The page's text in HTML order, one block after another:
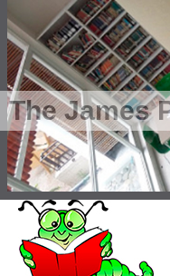
The James